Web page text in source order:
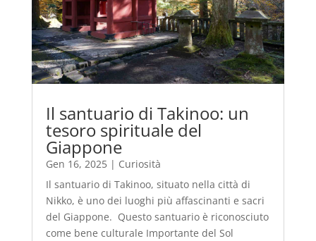
Il santuario di Takinoo: un
tesoro spirituale del
Giappone
Gen 16, 2025| Curiosità
Il santuario di Takinoo, situato nella città di
Nikko, è uno dei luoghi più affascinanti e sacri
del Giappone. Questo santuario è riconosciuto
come bene culturale Importante del Sol